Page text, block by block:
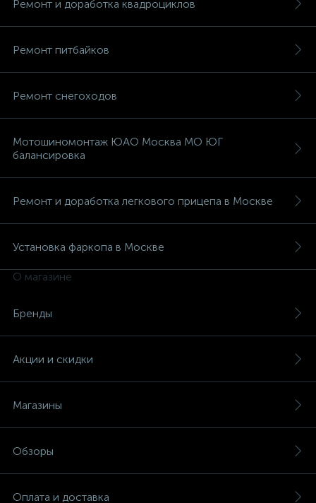
Ремонт и доработка квадроциклов
Ремонт питбайков
Ремонт снегоходов
Мотошиномонтаж ЮАО Москва МО ЮГ
балансировка
Ремонт и доработка легкового прицепа в Москве
Установка фаркопа в Москве
О магазине
Бренды
Акции и скидки
Магазины
Обзоры
Оплата и доставка